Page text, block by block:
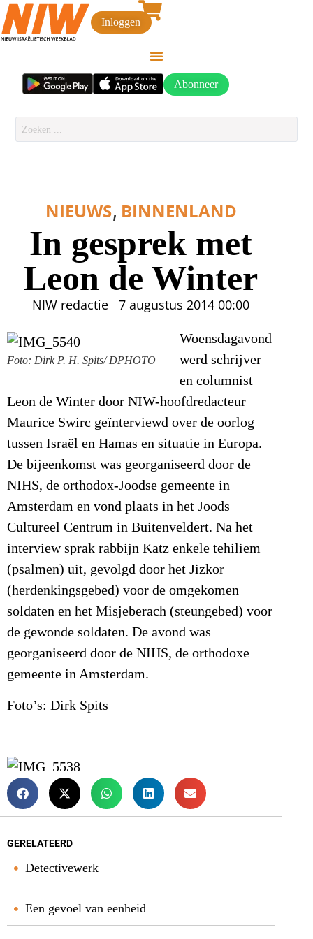
Inloggen
Abonneer
NIEUWS, BINNENLAND
In gesprek met
Leon de Winter
NIW redactie 7 augustus 2014 00:00
Foto: Dirk P. H. Spits/ DPHOTO
Woensdagavond
werd schrijver
en columnist
Leon de Winter door NIW-hoofdredacteur
Maurice Swirc geïnterviewd over de oorlog
tussen Israël en Hamas en situatie in Europa.
De bijeenkomst was georganiseerd door de
NIHS, de orthodox-Joodse gemeente in
Amsterdam en vond plaats in het Joods
Cultureel Centrum in Buitenveldert. Na het
interview sprak rabbijn Katz enkele tehiliem
(psalmen) uit, gevolgd door het Jizkor
(herdenkingsgebed) voor de omgekomen
soldaten en het Misjeberach (steungebed) voor
de gewonde soldaten. De avond was
georganiseerd door de NIHS, de orthodoxe
gemeente in Amsterdam.
Foto’s: Dirk Spits
GERELATEERD
Detectivewerk
Een gevoel van eenheid